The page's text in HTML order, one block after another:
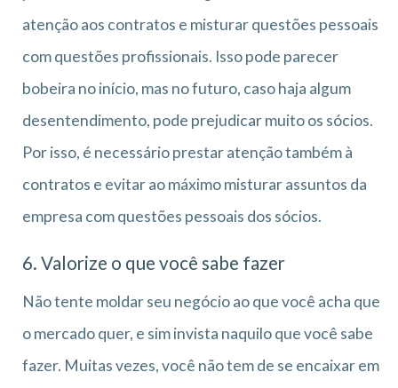
atenção aos contratos e misturar questões pessoais
com questões profissionais. Isso pode parecer
bobeira no início, mas no futuro, caso haja algum
desentendimento, pode prejudicar muito os sócios.
Por isso, é necessário prestar atenção também à
contratos e evitar ao máximo misturar assuntos da
empresa com questões pessoais dos sócios.
6. Valorize o que você sabe fazer
Não tente moldar seu negócio ao que você acha que
o mercado quer, e sim invista naquilo que você sabe
fazer. Muitas vezes, você não tem de se encaixar em